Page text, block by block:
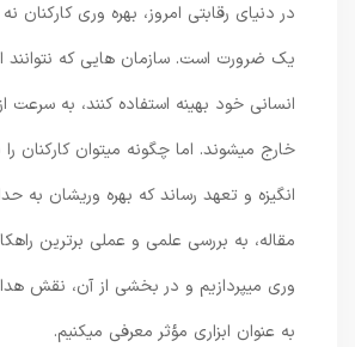
در دنیای رقابتی امروز، بهره وری کارکنان
یک ضرورت است. سازمان هایی که نتوانند
انسانی خود بهینه استفاده کنند، به سرعت
خارج میشوند. اما چگونه میتوان کارکنان
انگیزه و تعهد رساند که بهره وریشان به
مقاله، به بررسی علمی و عملی برترین
وری میپردازیم و در بخشی از آن، نقش
به عنوان ابزاری مؤثر معرفی میکنیم.